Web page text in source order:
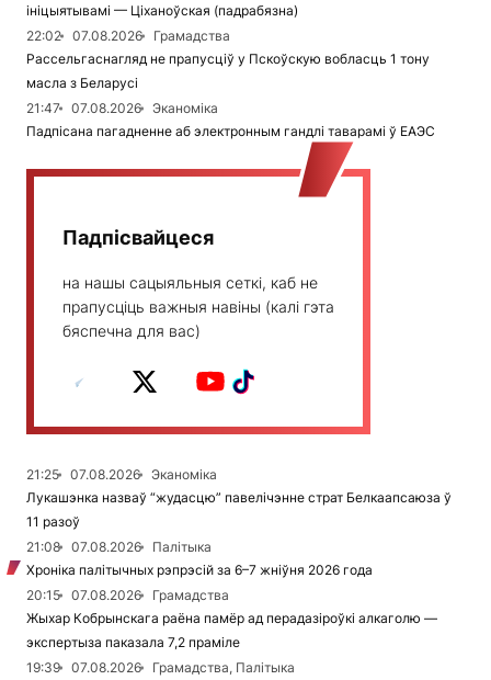
ініцыятывамі — Ціханоўская (падрабязна)
22:02
07.08.2026
Грамадства
Рассельгаснагляд не прапусціў у Пскоўскую вобласць 1 тону
масла з Беларусі
21:47
07.08.2026
Эканоміка
Падпісана пагадненне аб электронным гандлі таварамі ў ЕАЭС
Падпісвайцеся
на нашы сацыяльныя сеткі, каб не
прапусціць важныя навіны (калі гэта
бяспечна для вас)
21:25 07.08.2026
Эканоміка
Лукашэнка назваў “жудасцю” павелічэнне страт Белкаапсаюза ў
11 разоў
21:08
07.08.2026
Палітыка
Хроніка палітычных рэпрэсій за 6–7 жніўня 2026 года
20:15
07.08.2026
Грамадства
Жыхар Кобрынскага раёна памёр ад перадазіроўкі алкаголю —
экспертыза паказала 7,2 праміле
19:39
07.08.2026
Грамадства, Палітыка